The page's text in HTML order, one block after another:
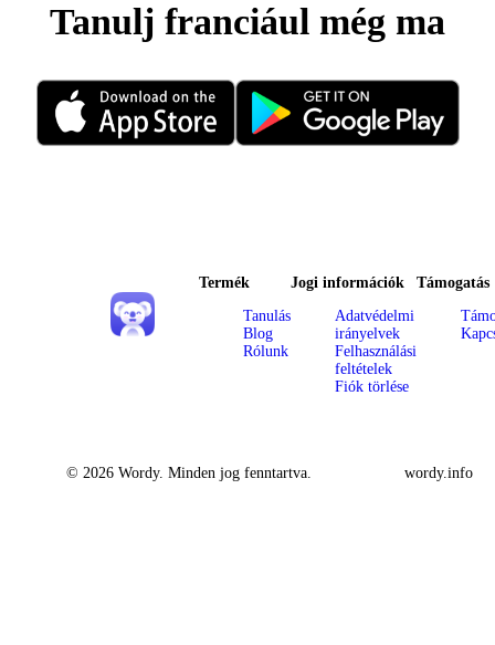
Tanulj franciául még ma
Termék
Tanulás
Blog
Rólunk
Jogi információk
Adatvédelmi
irányelvek
Felhasználási
feltételek
Fiók törlése
Támogatás
© 2026 Wordy. Minden jog fenntartva. wordy.info